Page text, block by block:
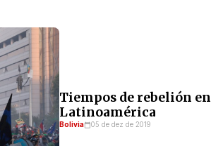
Tiempos de rebelión en
Latinoamérica
Bolivia 05 de dez de 2019